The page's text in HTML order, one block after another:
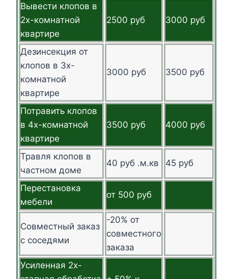
Вывести клопов в
2х-комнатной
квартире
2500 руб 3000 руб
Дезинсекция от
клопов в 3х-
комнатной
квартире
3000 руб 3500 руб
Потравить клопов
в 4х-комнатной
квартире
3500 руб 4000 руб
Травля клопов в
частном доме
40 руб .м.кв 45 руб
Перестановка
мебели
от 500 руб
Совместный заказ
с соседями
-20% от
совместного
заказа
Усиленная 2х-